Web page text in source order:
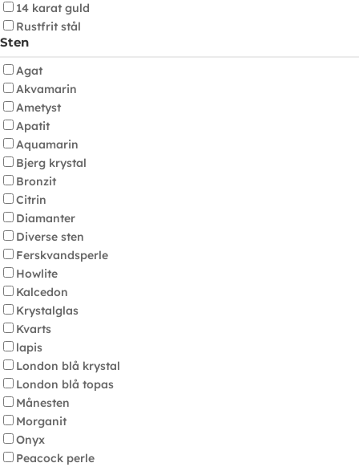
14 karat guld
Rustfrit stål
Sten
Agat
Akvamarin
Ametyst
Apatit
Aquamarin
Bjerg krystal
Bronzit
Citrin
Diamanter
Diverse sten
Ferskvandsperle
Howlite
Kalcedon
Krystalglas
Kvarts
lapis
London blå krystal
London blå topas
Månesten
Morganit
Onyx
Peacock perle